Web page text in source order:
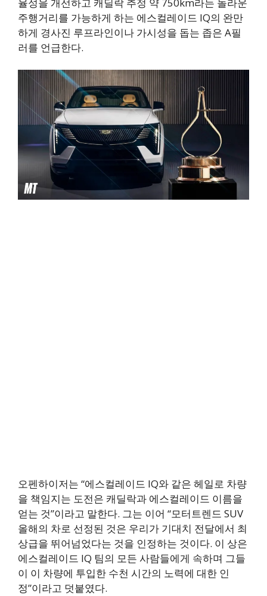
주행거리를 가능하게 하는 에스컬레이드 IQ의 완만
하게 경사진 루프라인이나 가시성을 돕는 좁은 A필
러를 언급한다.
오펜하이저는 “에스컬레이드 IQ와 같은 헤일로 차량
을 책임지는 도전은 캐딜락과 에스컬레이드 이름을
얻는 것”이라고 말한다. 그는 이어 “모터트렌드 SUV
올해의 차로 선정된 것은 우리가 기대치 전달에서 최
상급을 뛰어넘었다는 것을 인정하는 것이다. 이 상은
에스컬레이드 IQ 팀의 모든 사람들에게 속하며 그들
이 이 차량에 투입한 수천 시간의 노력에 대한 인
정”이라고 덧붙였다.